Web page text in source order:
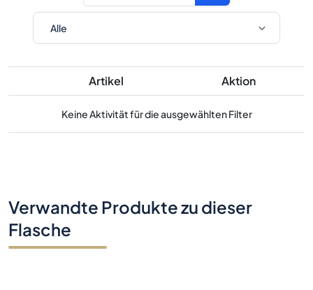
Artikel Aktion
Keine Aktivität für die ausgewählten Filter
Verwandte Produkte zu dieser
Flasche